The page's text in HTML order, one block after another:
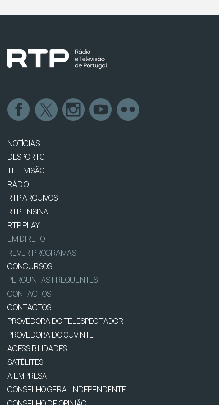
NOTÍCIAS
DESPORTO
TELEVISÃO
RÁDIO
RTP ARQUIVOS
RTP ENSINA
RTP PLAY
EM DIRETO
REVER PROGRAMAS
CONCURSOS
PERGUNTAS FREQUENTES
CONTACTOS
CONTACTOS
PROVEDORA DO TELESPECTADOR
PROVEDORA DO OUVINTE
ACESSIBILIDADES
SATÉLITES
A EMPRESA
CONSELHO GERAL INDEPENDENTE